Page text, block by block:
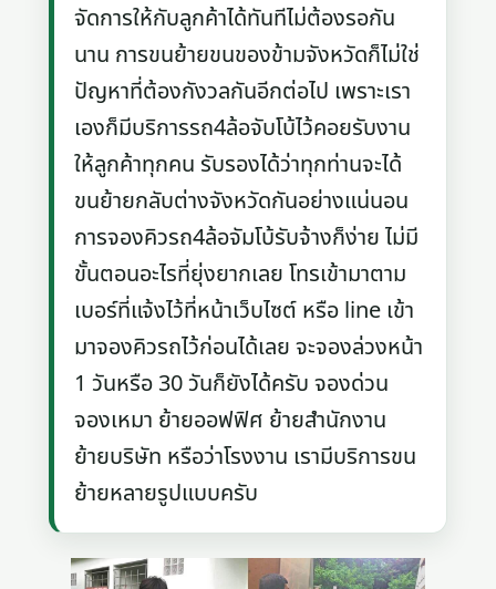
จัดการให้กับลูกค้าได้ทันทีไม่ต้องรอกัน
นาน การขนย้ายขนของข้ามจังหวัดก็ไม่ใช่
ปัญหาที่ต้องกังวลกันอีกต่อไป เพราะเรา
เองก็มีบริการรถ4ล้อจับโบ้ไว้คอยรับงาน
ให้ลูกค้าทุกคน รับรองได้ว่าทุกท่านจะได้
ขนย้ายกลับต่างจังหวัดกันอย่างแน่นอน
การจองคิวรถ4ล้อจัมโบ้รับจ้างก็ง่าย ไม่มี
ขั้นตอนอะไรที่ยุ่งยากเลย โทรเข้ามาตาม
เบอร์ที่แจ้งไว้ที่หน้าเว็บไซต์ หรือ line เข้า
มาจองคิวรถไว้ก่อนได้เลย จะจองล่วงหน้า
1 วันหรือ 30 วันก็ยังได้ครับ จองด่วน
จองเหมา ย้ายออฟฟิศ ย้ายสำนักงาน
ย้ายบริษัท หรือว่าโรงงาน เรามีบริการขน
ย้ายหลายรูปแบบครับ